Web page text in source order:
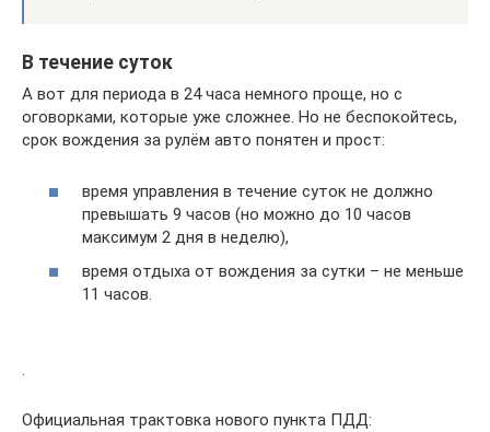
В течение суток
А вот для периода в 24 часа немного проще, но с
оговорками, которые уже сложнее. Но не беспокойтесь,
срок вождения за рулём авто понятен и прост:
время управления в течение суток не должно
превышать 9 часов (но можно до 10 часов
максимум 2 дня в неделю),
время отдыха от вождения за сутки – не меньше
11 часов.
.
Официальная трактовка нового пункта ПДД: